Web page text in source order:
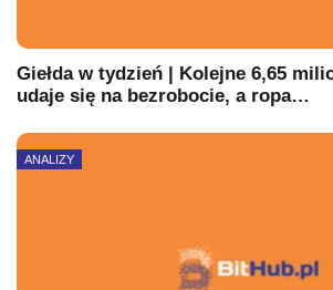
Giełda w tydzień | Kolejne 6,65
udaje się na bezrobocie, a ropa…
ANALIZY